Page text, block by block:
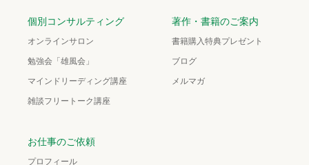
個別コンサルティング
オンラインサロン
勉強会「雄風会」
マインドリーディング講座
雑談フリートーク講座
著作・書籍のご案内
書籍購入特典プレゼント
ブログ
メルマガ
お仕事のご依頼
プロフィール